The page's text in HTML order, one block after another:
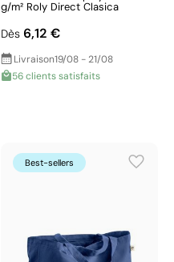
g/m² Roly Direct Clasica
Dès 6,12 €
Livraison19/08 - 21/08
56 clients satisfaits
Best-sellers